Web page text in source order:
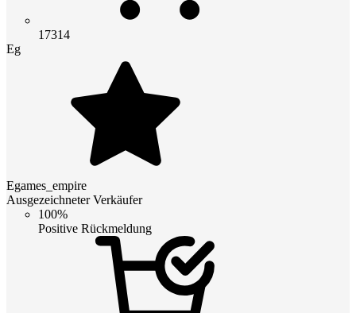
17314
Eg
Egames_empire
Ausgezeichneter Verkäufer
100%
Positive Rückmeldung